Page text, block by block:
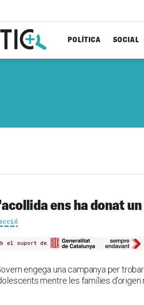
POLÍTICA SOCIAL
ens ha donat
el suport de
engega una campanya per
mentre les famílies d’origen